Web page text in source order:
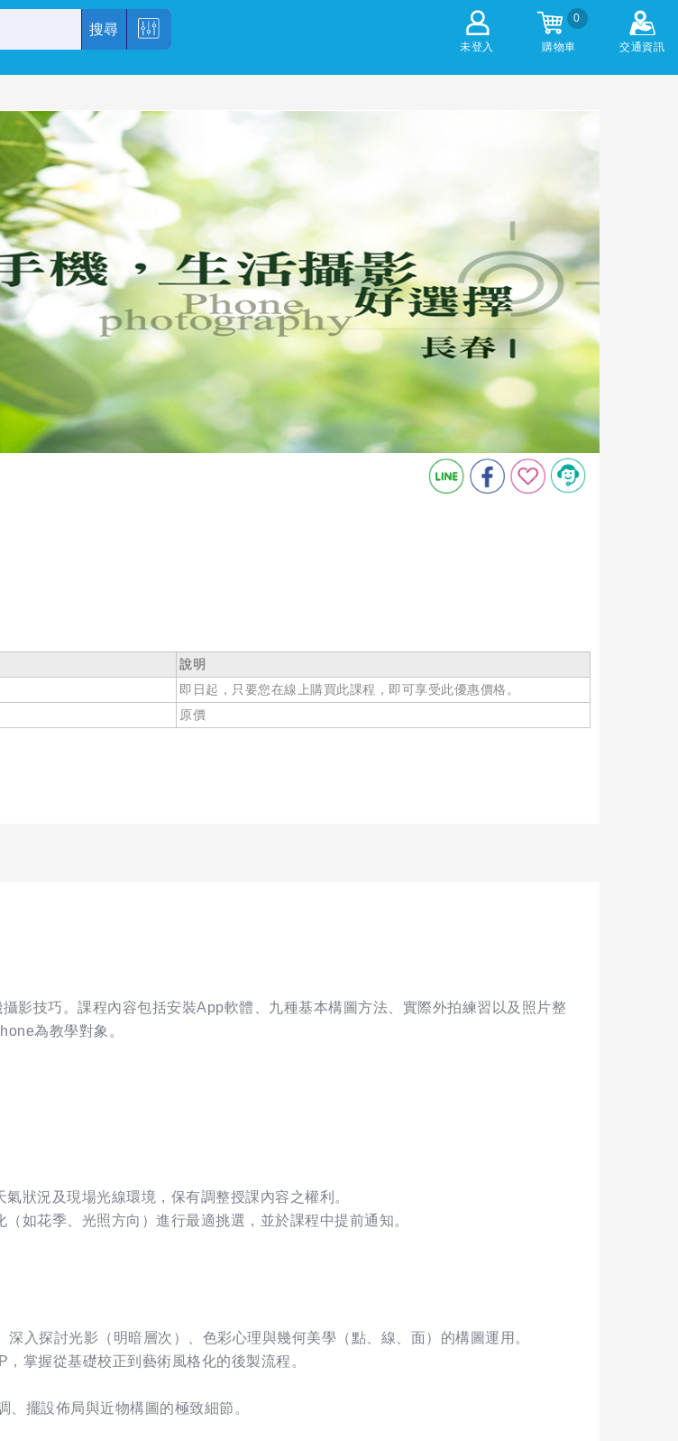
未登入
0
購物車 交通資訊
搜尋
說明
即日起，只要您在線上購買此課程，即可享受此優惠價格。
原價
影技巧。課程內容包括安裝App軟體、九種基本構圖方法、實際外拍練習以及照片整
為教學對象。
狀況及現場光線環境，保有調整授課內容之權利。
如花季、光照方向）進行最適挑選，並於課程中提前通知。
入探討光影（明暗層次）、色彩心理與幾何美學（點、線、面）的構圖運用。
掌握從基礎校正到藝術風格化的後製流程。
擺設佈局與近物構圖的極致細節。